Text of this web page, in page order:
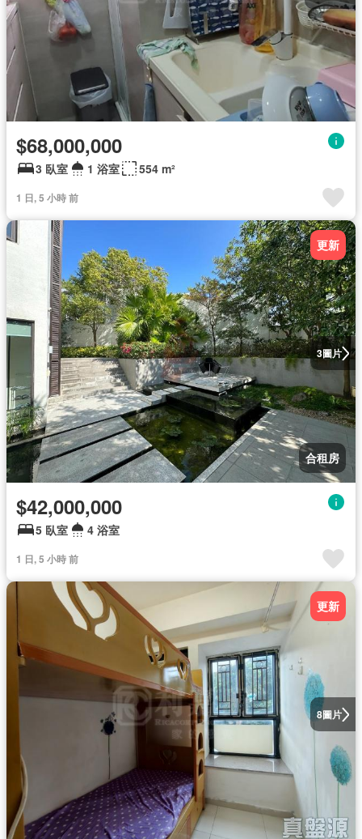
$68,000,000
3 臥室 1 浴室 554 m²
1 日, 5 小時 前
3圖片
更新
合租房
$42,000,000
5 臥室 4 浴室
1 日, 5 小時 前
8圖片
更新